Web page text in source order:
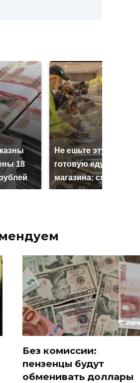
18
Не ешьте эту
готовую еду из
магазина: список
Без комиссии:
пензенцы будут
обменивать доллары